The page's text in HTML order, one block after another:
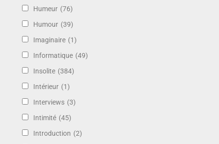
Humeur (76)
Humour (39)
Imaginaire (1)
Informatique (49)
Insolite (384)
Intérieur (1)
Interviews (3)
Intimité (45)
Introduction (2)